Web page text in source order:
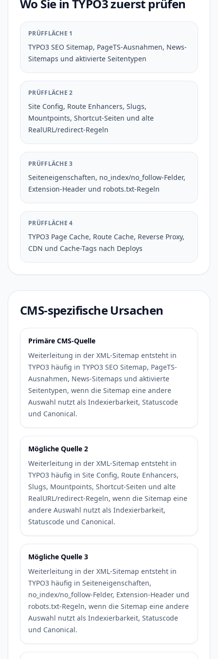
Wo Sie in TYPO3 zuerst prüfen
PRÜFFLÄCHE 1
TYPO3 SEO Sitemap, PageTS-Ausnahmen, News-
Sitemaps und aktivierte Seitentypen
PRÜFFLÄCHE 2
Site Config, Route Enhancers, Slugs,
Mountpoints, Shortcut-Seiten und alte
RealURL/redirect-Regeln
PRÜFFLÄCHE 3
Seiteneigenschaften, no_index/no_follow-Felder,
Extension-Header und robots.txt-Regeln
PRÜFFLÄCHE 4
TYPO3 Page Cache, Route Cache, Reverse Proxy,
CDN und Cache-Tags nach Deploys
CMS-spezifische Ursachen
Primäre CMS-Quelle
Weiterleitung in der XML-Sitemap entsteht in
TYPO3 häufig in TYPO3 SEO Sitemap, PageTS-
Ausnahmen, News-Sitemaps und aktivierte
Seitentypen, wenn die Sitemap eine andere
Auswahl nutzt als Indexierbarkeit, Statuscode
und Canonical.
Mögliche Quelle 2
Weiterleitung in der XML-Sitemap entsteht in
TYPO3 häufig in Site Config, Route Enhancers,
Slugs, Mountpoints, Shortcut-Seiten und alte
RealURL/redirect-Regeln, wenn die Sitemap eine
andere Auswahl nutzt als Indexierbarkeit,
Statuscode und Canonical.
Mögliche Quelle 3
Weiterleitung in der XML-Sitemap entsteht in
TYPO3 häufig in Seiteneigenschaften,
no_index/no_follow-Felder, Extension-Header und
robots.txt-Regeln, wenn die Sitemap eine andere
Auswahl nutzt als Indexierbarkeit, Statuscode
und Canonical.